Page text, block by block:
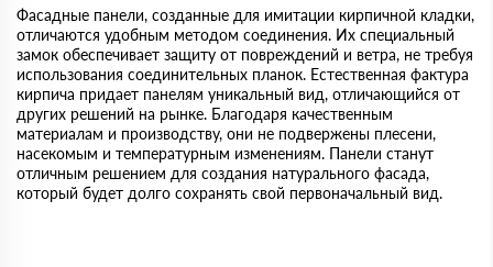
Фасадные панели, созданные для имитации кирпичной кладки,
отличаются удобным методом соединения. Их специальный
замок обеспечивает защиту от повреждений и ветра, не требуя
использования соединительных планок. Естественная фактура
кирпича придает панелям уникальный вид, отличающийся от
других решений на рынке. Благодаря качественным
материалам и производству, они не подвержены плесени,
насекомым и температурным изменениям. Панели станут
отличным решением для создания натурального фасада,
который будет долго сохранять свой первоначальный вид.